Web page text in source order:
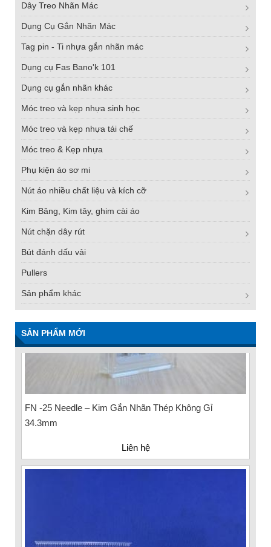
Dây Treo Nhãn Mác
Dụng Cụ Gắn Nhãn Mác
Tag pin - Ti nhựa gắn nhãn mác
Dụng cụ Fas Bano'k 101
Dụng cụ gắn nhãn khác
Móc treo và kẹp nhựa sinh học
Móc treo và kẹp nhựa tái chế
Móc treo & Kẹp nhựa
Phụ kiện áo sơ mi
Nút áo nhiều chất liệu và kích cỡ
Kim Băng, Kim tây, ghim cài áo
Nút chặn dây rút
Bút đánh dấu vải
Pullers
Sản phẩm khác
SẢN PHẨM MỚI
FN -25 Needle – Kim Gắn Nhãn Thép Không Gỉ
34.3mm